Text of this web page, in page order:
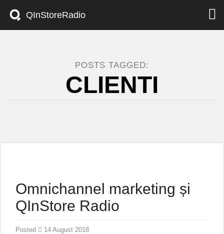
QInStoreRadio
POSTS TAGGED:
CLIENTI
Omnichannel marketing și
QInStore Radio
Posted 14 August 2018